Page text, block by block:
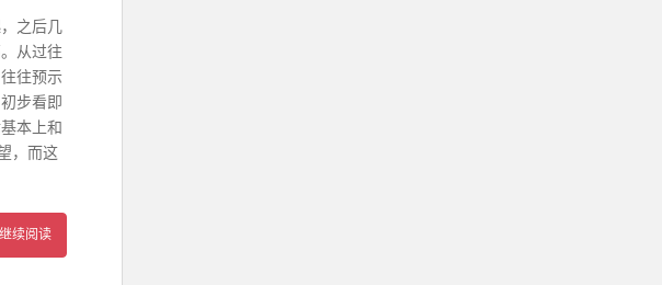
之后几
从过往
往预示
步看即
本上和
，而这
继续阅读